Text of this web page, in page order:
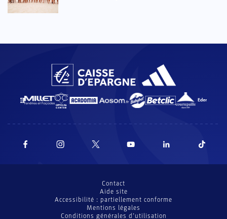
Contact
Aide site
Accessibilité : partiellement conforme
Mentions légales
Conditions générales d’utilisation